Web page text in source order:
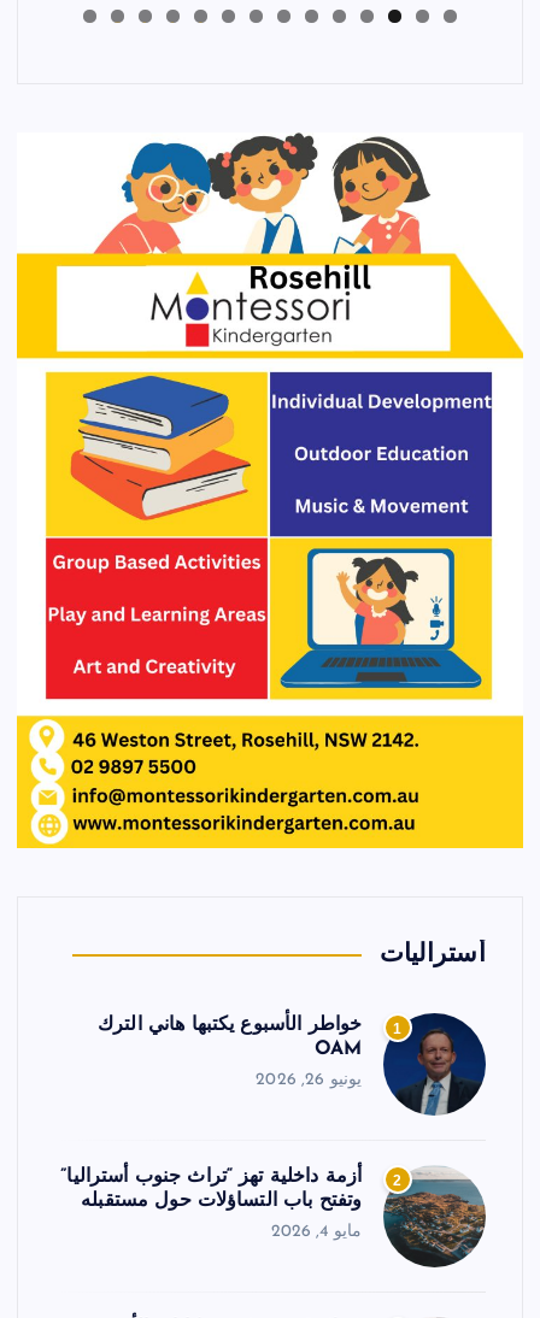
أستراليات
1
خواطر الأسبوع يكتبها هاني الترك
OAM
يونيو 26, 2026
2
أزمة داخلية تهز “تراث جنوب أستراليا”
وتفتح باب التساؤلات حول مستقبله
مايو 4, 2026